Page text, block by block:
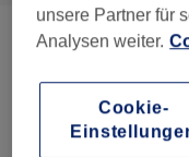
Herren -
Kinder -
unsere Partner für
Analysen weiter.
Cookie-